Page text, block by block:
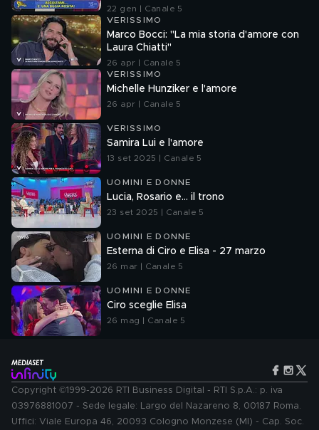
Francesco Mazza
22 gen | Canale 5
VERISSIMO
Marco Bocci: "La mia storia d'amore con
Laura Chiatti"
26 apr | Canale 5
VERISSIMO
Michelle Hunziker e l'amore
26 apr | Canale 5
VERISSIMO
Samira Lui e l'amore
13 set 2025 | Canale 5
UOMINI E DONNE
Lucia, Rosario e... il trono
23 set 2025 | Canale 5
UOMINI E DONNE
Esterna di Ciro e Elisa - 27 marzo
26 mar | Canale 5
UOMINI E DONNE
Ciro sceglie Elisa
26 mag | Canale 5
Copyright ©1999-2026 RTI Business Digital - RTI S.p.A.: p. iva
03976881007 - Sede legale: Largo del Nazareno 8, 00187 Roma.
Uffici: Viale Europa 46, 20093 Cologno Monzese (MI) - Cap. Soc.